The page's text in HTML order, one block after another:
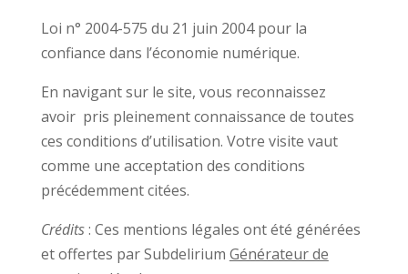
Loi n° 2004-575 du 21 juin 2004 pour la
confiance dans l’économie numérique.
En navigant sur le site, vous reconnaissez
avoir pris pleinement connaissance de toutes
ces conditions d’utilisation. Votre visite vaut
comme une acceptation des conditions
précédemment citées.
Crédits: Ces mentions légales ont été générées
et offertes par Subdelirium Générateur de